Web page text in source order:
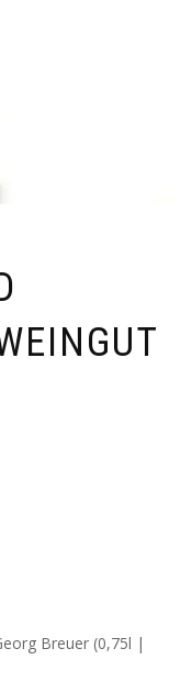
Breuer (0,75l |